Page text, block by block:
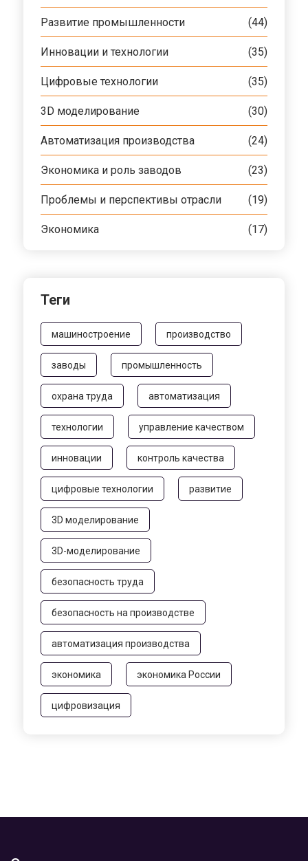
Развитие промышленности (44)
Инновации и технологии (35)
Цифровые технологии (35)
3D моделирование (30)
Автоматизация производства (24)
Экономика и роль заводов (23)
Проблемы и перспективы отрасли (19)
Экономика (17)
Теги
машиностроение производство
заводы промышленность
охрана труда автоматизация
технологии управление качеством
инновации контроль качества
цифровые технологии развитие
3D моделирование
3D-моделирование
безопасность труда
безопасность на производстве
автоматизация производства
экономика экономика России
цифровизация